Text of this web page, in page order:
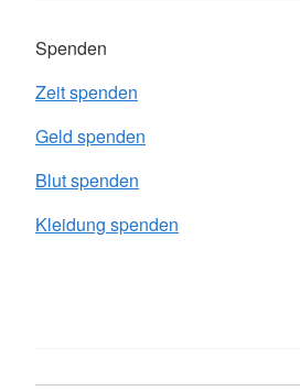
Spenden
Zeit spenden
Geld spenden
Blut spenden
Kleidung spenden